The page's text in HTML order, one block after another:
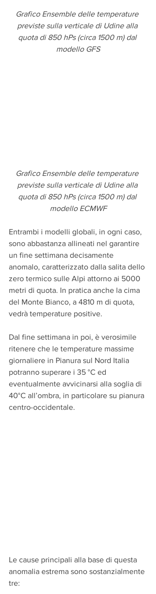
Grafico Ensemble delle temperature
previste sulla verticale di Udine alla
quota di 850 hPs (circa 1500 m) dal
modello GFS
Grafico Ensemble delle temperature
previste sulla verticale di Udine alla
quota di 850 hPs (circa 1500 m) dal
modello ECMWF
Entrambi i modelli globali, in ogni caso,
sono abbastanza allineati nel garantire
un fine settimana decisamente
anomalo, caratterizzato dalla salita dello
zero termico sulle Alpi attorno ai 5000
metri di quota. In pratica anche la cima
del Monte Bianco, a 4810 m di quota,
vedrà temperature positive.
Dal fine settimana in poi, è verosimile
ritenere che le temperature massime
giornaliere in Pianura sul Nord Italia
potranno superare i 35 °C ed
eventualmente avvicinarsi alla soglia di
40°C all’ombra, in particolare su pianura
centro-occidentale.
Le cause principali alla base di questa
anomalia estrema sono sostanzialmente
tre: